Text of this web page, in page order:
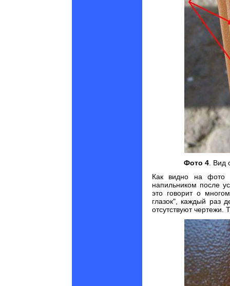
Фото 4 . Вид
Как видно на фото
напильником после
это говорит о
глазок", каждый раз
отсутствуют чертежи.